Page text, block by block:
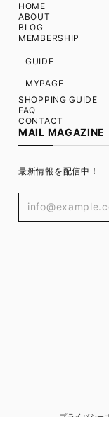
HOME
ABOUT
BLOG
MEMBERSHIP
GUIDE
MYPAGE
SHOPPING GUIDE
FAQ
CONTACT
MAIL MAGAZINE
最新情報を配信中！
プライバシー